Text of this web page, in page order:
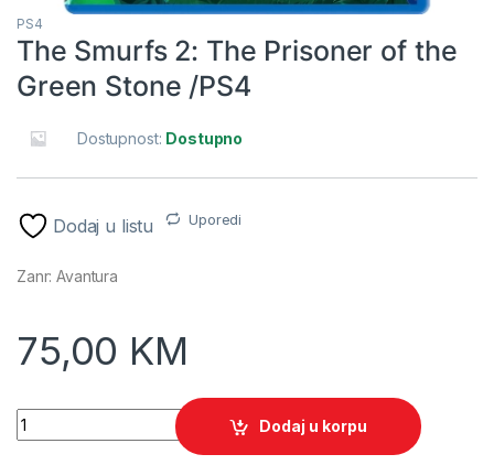
PS4
The Smurfs 2: The Prisoner of the
Green Stone /PS4
Dostupnost: Dostupno
Dodaj u listu Uporedi
Zanr: Avantura
75,00 KM
The Smurfs 2: The Prisoner of the Green Stone /PS4 quantity
Dodaj u korpu